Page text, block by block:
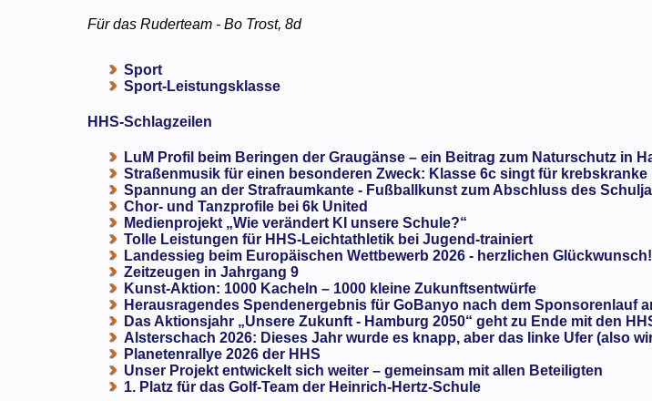
Für das Ruderteam - Bo Trost, 8d
Sport
Sport-Leistungsklasse
HHS-Schlagzeilen
LuM Profil beim Beringen der Graugänse – ein Beitrag zum Naturschutz in
Straßenmusik für einen besonderen Zweck: Klasse 6c singt für krebskranke
Spannung an der Strafraumkante - Fußballkunst zum Abschluss des
Chor- und Tanzprofile bei 6k United
Medienprojekt „Wie verändert KI unsere Schule?“
Tolle Leistungen für HHS-Leichtathletik bei Jugend-trainiert
Landessieg beim Europäischen Wettbewerb 2026 - herzlichen Glückwunsch!
Zeitzeugen in Jahrgang 9
Kunst-Aktion: 1000 Kacheln – 1000 kleine Zukunftsentwürfe
Herausragendes Spendenergebnis für GoBanyo nach dem Sponsorenlauf
Das Aktionsjahr „Unsere Zukunft - Hamburg 2050“ geht zu Ende mit den
Alsterschach 2026: Dieses Jahr wurde es knapp, aber das linke Ufer (also
Planetenrallye 2026 der HHS
Unser Projekt entwickelt sich weiter – gemeinsam mit allen Beteiligten
1. Platz für das Golf-Team der Heinrich-Hertz-Schule